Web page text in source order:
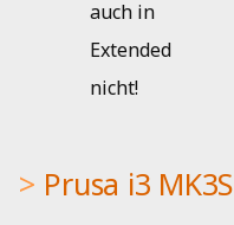
auch in
Extended
nicht!
Prusa i3 MK3S